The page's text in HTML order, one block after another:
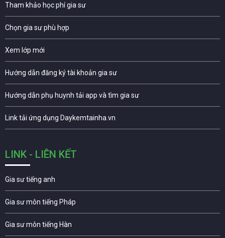
Tham khảo học phí gia sư
Chọn gia sư phù hợp
Xem lớp mới
Hướng dẫn đăng ký tài khoản gia sư
Hướng dẫn phụ huynh tải app và tìm gia sư
Link tải ứng dụng Daykemtainha.vn
LINK - LIÊN KẾT
Gia sư tiếng anh
Gia sư môn tiếng Pháp
Gia sư môn tiếng Hàn